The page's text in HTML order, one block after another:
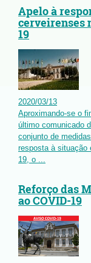
Apelo à
cerveirenses
19
2020/03/13
Aproximando-se o
último comunicado
conjunto de
resposta à situação
19, o ...
Reforço das
ao COVID-19